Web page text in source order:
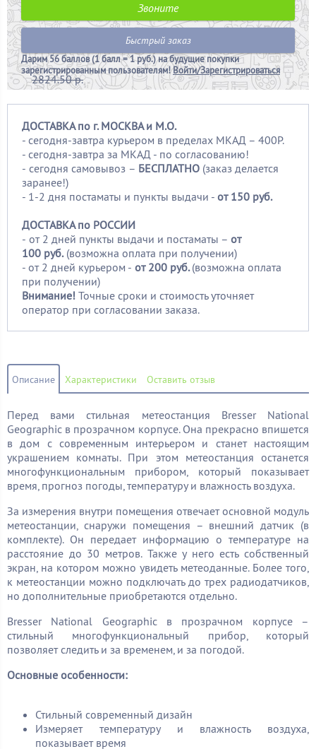
2824.50 р.
Звоните
Быстрый заказ
Дарим56 баллов (1 балл = 1 руб.)на будущие покупки
зарегистрированным пользователям!Войти/Зарегистрироваться
ДОСТАВКА по г. МОСКВА и М.О.
- сегодня-завтра курьером в пределах МКАД – 400Р.
- сегодня-завтра за МКАД - по согласованию!
- сегодня самовывоз – БЕСПЛАТНО (заказ делается
заранее!)
- 1-2 дня постаматы и пункты выдачи - от 150 руб.
ДОСТАВКА по РОССИИ
- от 2 дней пункты выдачи и постаматы – от
100 руб. (возможна оплата при получении)
- от 2 дней курьером - от 200 руб.(возможна оплата
при получении)
Внимание! Точные сроки и стоимость уточняет
оператор при согласовании заказа.
Описание Характеристики Оставить отзыв
Перед вами стильная метеостанция Bresser National
Geographic в прозрачном корпусе. Она прекрасно впишется
в дом с современным интерьером и станет настоящим
украшением комнаты. При этом метеостанция останется
многофункциональным прибором, который показывает
время, прогноз погоды, температуру и влажность воздуха.
За измерения внутри помещения отвечает основной модуль
метеостанции, снаружи помещения – внешний датчик (в
комплекте). Он передает информацию о температуре на
расстояние до 30 метров. Также у него есть собственный
экран, на котором можно увидеть метеоданные. Более того,
к метеостанции можно подключать до трех радиодатчиков,
но дополнительные приобретаются отдельно.
Bresser National Geographic в прозрачном корпусе –
стильный многофункциональный прибор, который
позволяет следить и за временем, и за погодой.
Основные особенности:
Стильный современный дизайн
Измеряет температуру и влажность воздуха,
показывает время